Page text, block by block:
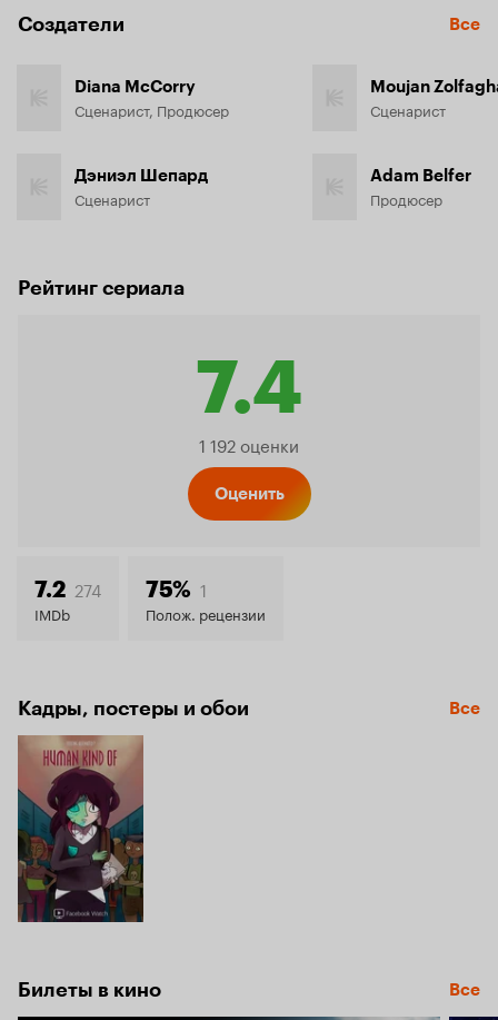
Создатели Все
Diana McCorry
Сценарист, Продюсер
Дэниэл Шепард
Сценарист
Moujan
Сценарист
Adam Belfer
Продюсер
Рейтинг сериала
7.4
Рейтинг
7.4
1 192 оценки
Оценить
7.2 274
IMDb
75% 1
Полож. рецензии
Кадры, постеры и обои Все
Билеты в кино Все